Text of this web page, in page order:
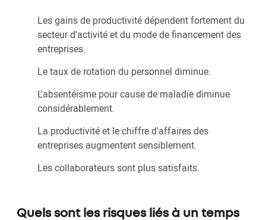
Les gains de productivité dépendent fortement du
secteur d'activité et du mode de financement des
entreprises.
Le taux de rotation du personnel diminue.
L'absentéisme pour cause de maladie diminue
considérablement.
La productivité et le chiffre d'affaires des
entreprises augmentent sensiblement.
Les collaborateurs sont plus satisfaits.
Quels sont les risques liés à un temps